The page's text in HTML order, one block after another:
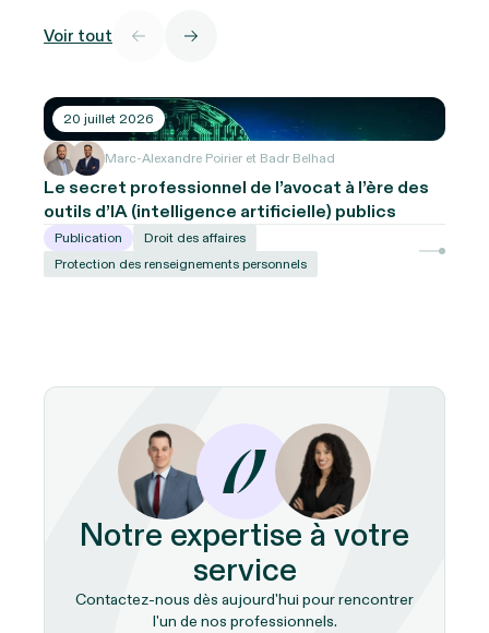
Voir tout
20 juillet 2026
Marc-Alexandre Poirier et Badr Belhad
Le secret professionnel de l’avocat à l’ère des
outils d’IA (intelligence artificielle) publics
Publication
Droit des affaires
Protection des renseignements personnels
Notre expertise à votre
service
Contactez-nous dès aujourd'hui pour rencontrer
l'un de nos professionnels.